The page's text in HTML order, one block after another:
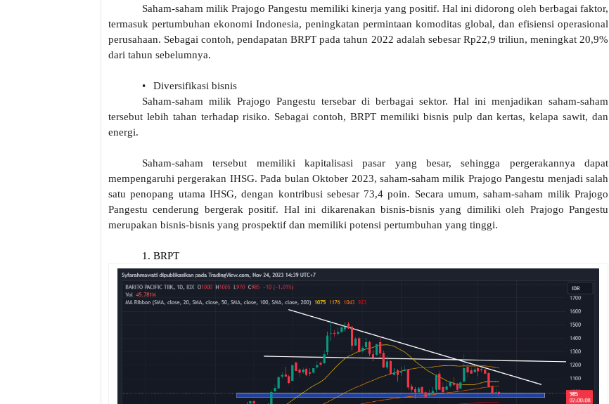
Saham-saham milik Prajogo Pangestu memiliki kinerja yang positif. Hal ini didorong oleh berbagai faktor,
termasuk pertumbuhan ekonomi Indonesia, peningkatan permintaan komoditas global, dan efisiensi operasional
perusahaan. Sebagai contoh, pendapatan BRPT pada tahun 2022 adalah sebesar Rp22,9 triliun, meningkat 20,9%
dari tahun sebelumnya.
•
Diversifikasi bisnis
Saham-saham milik Prajogo Pangestu tersebar di berbagai sektor. Hal ini menjadikan saham-saham
tersebut lebih tahan terhadap risiko. Sebagai contoh, BRPT memiliki bisnis pulp dan kertas, kelapa sawit, dan
energi.
Saham-saham tersebut memiliki kapitalisasi pasar yang besar, sehingga pergerakannya dapat
mempengaruhi pergerakan IHSG. Pada bulan Oktober 2023, saham-saham milik Prajogo Pangestu menjadi salah
satu penopang utama IHSG, dengan kontribusi sebesar 73,4 poin. Secara umum, saham-saham milik Prajogo
Pangestu cenderung bergerak positif. Hal ini dikarenakan bisnis-bisnis yang dimiliki oleh Prajogo Pangestu
merupakan bisnis-bisnis yang prospektif dan memiliki potensi pertumbuhan yang tinggi.
1. BRPT